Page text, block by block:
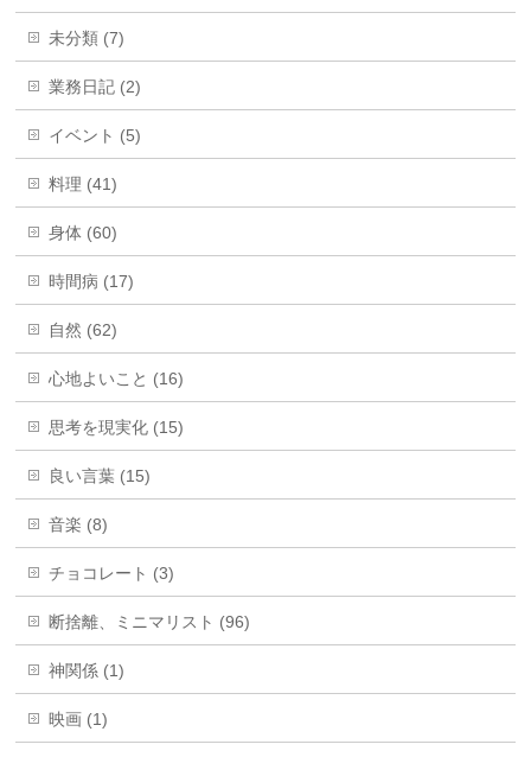
未分類 (7)
業務日記 (2)
イベント (5)
料理 (41)
身体 (60)
時間病 (17)
自然 (62)
心地よいこと (16)
思考を現実化 (15)
良い言葉 (15)
音楽 (8)
チョコレート (3)
断捨離、ミニマリスト (96)
神関係 (1)
映画 (1)